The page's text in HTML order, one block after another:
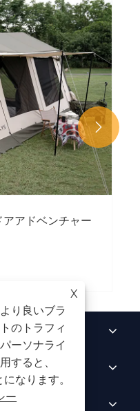
アアドベンチャー

X
り良いブラ
のトラフィ
ーソナライ
すると、
なります。
ー